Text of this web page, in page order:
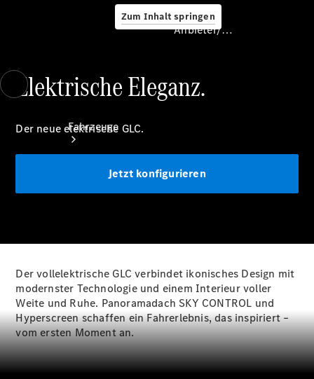
Zum Inhalt springen
Fahrzeuge
Neufahrzeuge
Verfügbare
Vorführfahrzeuge
Verfügbare
Occasionsfahrzeuge
Anbieter/Datenschutz
Elektrische Eleganz.
Der neue elektrische GLC.
Jetzt konfigurieren
Der vollelektrische GLC verbindet ikonisches Design mit
modernster Technologie und einem Interieur voller
Weite und Ruhe. Panoramadach SKY CONTROL und
Hyperscreen schaffen ein Fahrerlebnis, das inspiriert –
vom ersten Moment an.